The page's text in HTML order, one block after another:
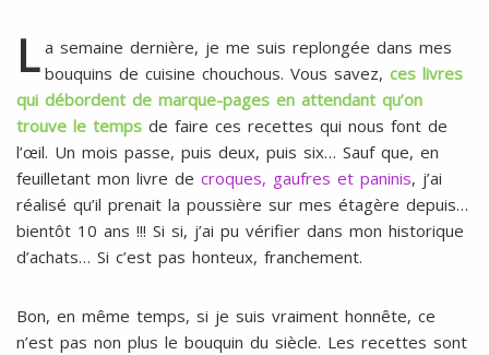
L a semaine dernière, je me suis replongée dans mes
bouquins de cuisine chouchous. Vous savez, ces livres
qui débordent de marque-pages en attendant qu’on
trouve le temps de faire ces recettes qui nous font de
l’œil. Un mois passe, puis deux, puis six… Sauf que, en
feuilletant mon livre de croques, gaufres et paninis, j’ai
réalisé qu’il prenait la poussière sur mes étagère depuis…
bientôt 10 ans !!! Si si, j’ai pu vérifier dans mon historique
d’achats… Si c’est pas honteux, franchement.
Bon, en même temps, si je suis vraiment honnête, ce
n’est pas non plus le bouquin du siècle. Les recettes sont